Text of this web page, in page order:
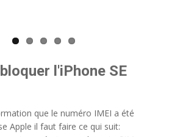
l'iPhone SE
que le numéro IMEI a été
Apple il faut faire ce qui suit: